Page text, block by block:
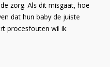
zorg. Als dit misgaat, hoe
dat hun baby de juiste
procesfouten wil ik